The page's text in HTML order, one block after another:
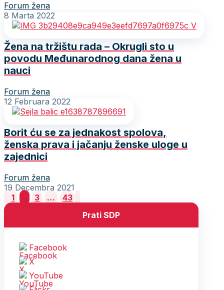
Forum žena
8 Marta 2022
Žena na tržištu rada – Okrugli sto u
povodu Međunarodnog dana žena u
nauci
Forum žena
12 Februara 2022
Borit ću se za jednakost spolova,
ženska prava i jačanju ženske uloge u
zajednici
Forum žena
19 Decembra 2021
Posts
pagination
1 3 …
43
Prati SDP
Facebook
X
YouTube